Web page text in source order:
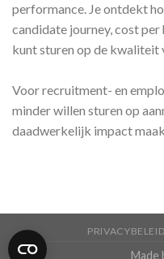
performance. Je ontdekt
candidate journey, cost
kunt sturen op de kwaliteit
Voor recruitment- en
minder willen sturen op
daadwerkelijk impact
PRIVACYBELEID
Made